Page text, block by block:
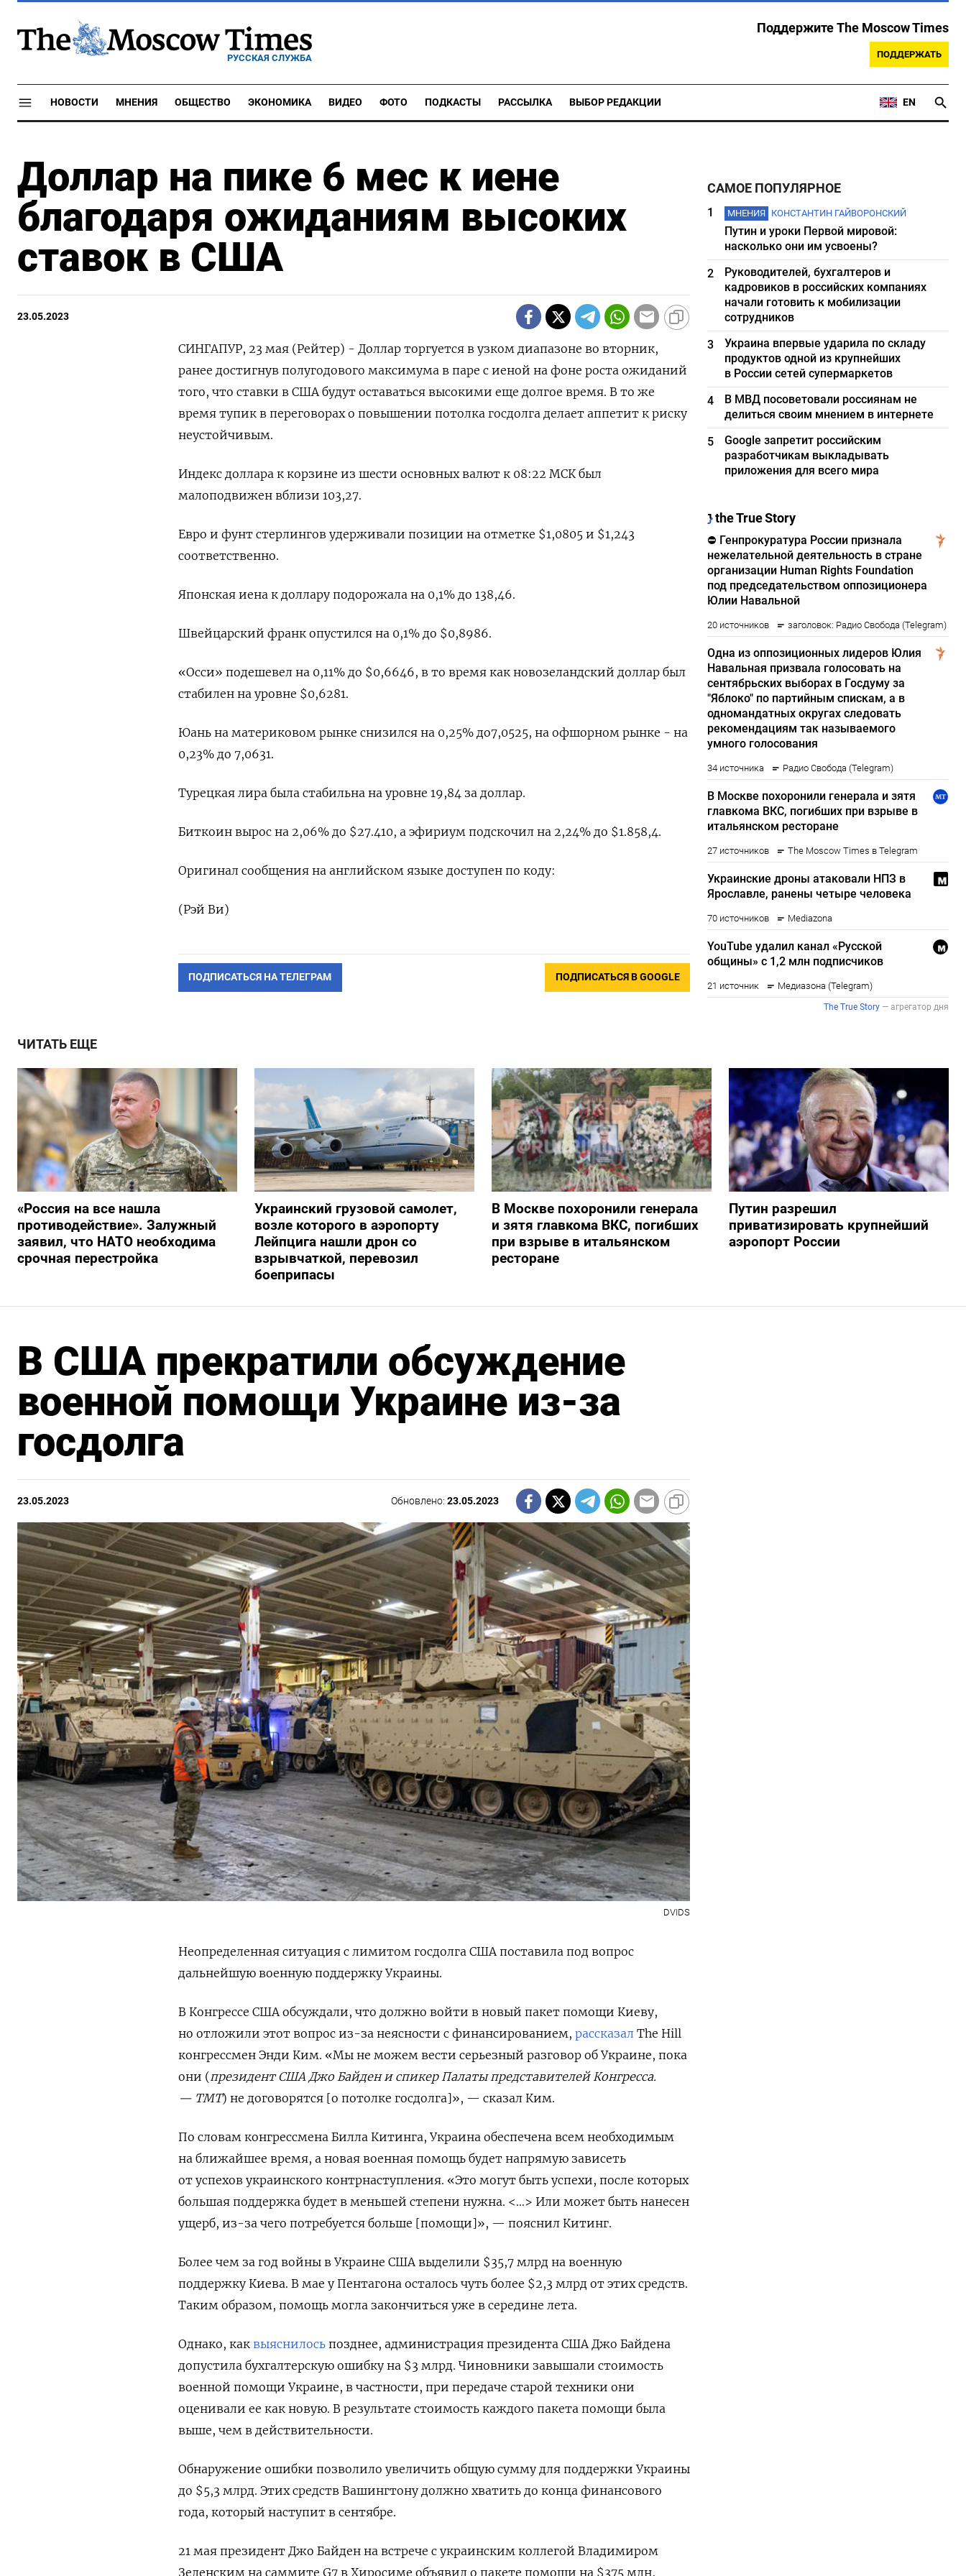
РУССКАЯ СЛУЖБА
Поддержите The Moscow Times
ПОДДЕРЖАТЬ
НОВОСТИ МНЕНИЯ ОБЩЕСТВО ЭКОНОМИКА ВИДЕО ФОТО ПОДКАСТЫ РАССЫЛКА ВЫБОР РЕДАКЦИИ EN
Доллар на пике 6 мес к иене
благодаря ожиданиям высоких
ставок в США
23.05.2023
СИНГАПУР, 23 мая (Рейтер) - Доллар торгуется в узком диапазоне во вторник,
ранее достигнув полугодового максимума в паре с иеной на фоне роста ожиданий
того, что ставки в США будут оставаться высокими еще долгое время. В то же
время тупик в переговорах о повышении потолка госдолга делает аппетит к риску
неустойчивым.
Индекс доллара к корзине из шести основных валют к 08:22 МСК был
малоподвижен вблизи 103,27​.
Евро и фунт стерлингов удерживали позиции на отметке $1,0805​ и $1,243​
соответственно.
Японская иена к доллару подорожала на 0,1%​ до 138,46.
Швейцарский франк опустился на 0,1% до $0,8986​.
«Осси» подешевел на 0,11% до $0,6646​, в то время как новозеландский доллар был
стабилен на уровне $0,6281​.
Юань на материковом рынке снизился на 0,25% до​ 7,0525​, на офшорном рынке - на
0,23% до 7,0631.
Турецкая лира была стабильна на уровне 19,84 за доллар.
Биткоин вырос на 2,06% до $27.410, а эфириум подскочил на 2,24% до $1.858,4.
Оригинал сообщения на английском языке доступен по коду:
(Рэй Ви)
ПОДПИСАТЬСЯ НА ТЕЛЕГРАМ ПОДПИСАТЬСЯ В GOOGLE
САМОЕ ПОПУЛЯРНОЕ
1 МНЕНИЯ КОНСТАНТИН ГАЙВОРОНСКИЙ
Путин и уроки Первой мировой:
насколько они им усвоены?
2
Руководителей, бухгалтеров и
кадровиков в российских компаниях
начали готовить к мобилизации
сотрудников
3
Украина впервые ударила по складу
продуктов одной из крупнейших
в России сетей супермаркетов
4
В МВД посоветовали россиянам не
делиться своим мнением в интернете
5
Google запретит российским
разработчикам выкладывать
приложения для всего мира
ЧИТАТЬ ЕЩЕ
«Россия на все нашла
противодействие». Залужный
заявил, что НАТО необходима
срочная перестройка
Украинский грузовой самолет,
возле которого в аэропорту
Лейпцига нашли дрон со
взрывчаткой, перевозил
боеприпасы
В Москве похоронили генерала
и зятя главкома ВКС, погибших
при взрыве в итальянском
ресторане
Путин разрешил
приватизировать крупнейший
аэропорт России
В США прекратили обсуждение
военной помощи Украине из-за
госдолга
23.05.2023 Обновлено:23.05.2023
DVIDS
Неопределенная ситуация с лимитом госдолга США поставила под вопрос
дальнейшую военную поддержку Украины.
В Конгрессе США обсуждали, что должно войти в новый пакет помощи Киеву,
но отложили этот вопрос из-за неясности с финансированием, рассказал The Hill
конгрессмен Энди Ким. «Мы не можем вести серьезный разговор об Украине, пока
они (президент США Джо Байден и спикер Палаты представителей Конгресса.
— ТМТ) не договорятся [о потолке госдолга]», — сказал Ким.
По словам конгрессмена Билла Китинга, Украина обеспечена всем необходимым
на ближайшее время, а новая военная помощь будет напрямую зависеть
от успехов украинского контрнаступления. «Это могут быть успехи, после которых
большая поддержка будет в меньшей степени нужна. <…> Или может быть нанесен
ущерб, из-за чего потребуется больше [помощи]», — пояснил Китинг.
Более чем за год войны в Украине США выделили $35,7 млрд на военную
поддержку Киева. В мае у Пентагона осталось чуть более $2,3 млрд от этих средств.
Таким образом, помощь могла закончиться уже в середине лета.
Однако, как выяснилось позднее, администрация президента США Джо Байдена
допустила бухгалтерскую ошибку на $3 млрд. Чиновники завышали стоимость
военной помощи Украине, в частности, при передаче старой техники они
оценивали ее как новую. В результате стоимость каждого пакета помощи была
выше, чем в действительности.
Обнаружение ошибки позволило увеличить общую сумму для поддержки Украины
до $5,3 млрд. Этих средств Вашингтону должно хватить до конца финансового
года, который наступит в сентябре.
21 мая президент Джо Байден на встрече с украинским коллегой Владимиром
Зеленским на саммите G7 в Хиросиме объявил о пакете помощи на $375 млн,